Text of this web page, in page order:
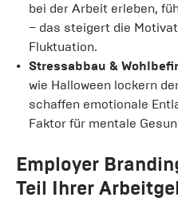
bei der Arbeit erleben,
– das steigert die
Fluktuation.
Stressabbau &
wie Halloween lockern
schaffen emotionale
Faktor für mentale
Employer
Teil Ihrer